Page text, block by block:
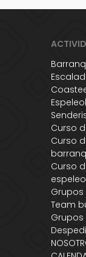
Curso
Curso
Curso
Grupos
Team